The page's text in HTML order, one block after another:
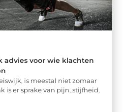
advies voor wie klachten
is meestal niet zomaar
is er sprake van pijn, stijfheid,